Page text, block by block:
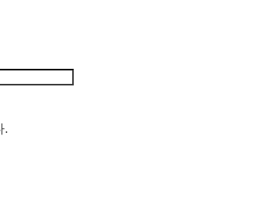
.